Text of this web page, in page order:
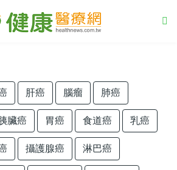
肝癌 腦瘤 肺癌
臟癌 胃癌 食道癌 乳癌
攝護腺癌 淋巴癌